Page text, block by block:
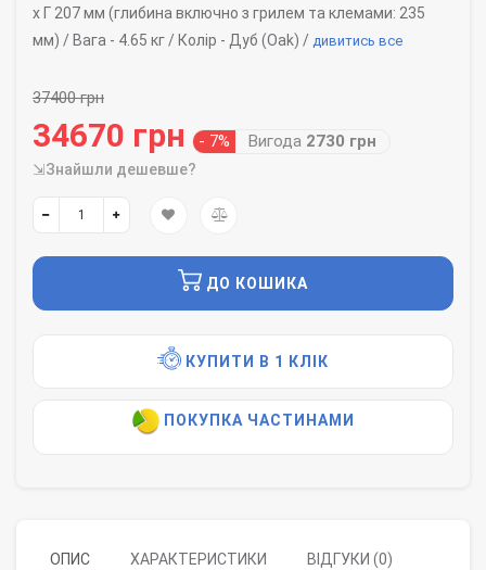
x Г 207 мм (глибина включно з грилем та клемами: 235
мм) / Вага - 4.65 кг / Колір - Дуб (Oak) / дивитись все
37400 грн
34670 грн - 7% Вигода 2730 грн
⇲Знайшли дешевше?
ДО КОШИКА
КУПИТИ В 1 КЛІК
ПОКУПКА ЧАСТИНАМИ
ОПИС ХАРАКТЕРИСТИКИ ВІДГУКИ (0)